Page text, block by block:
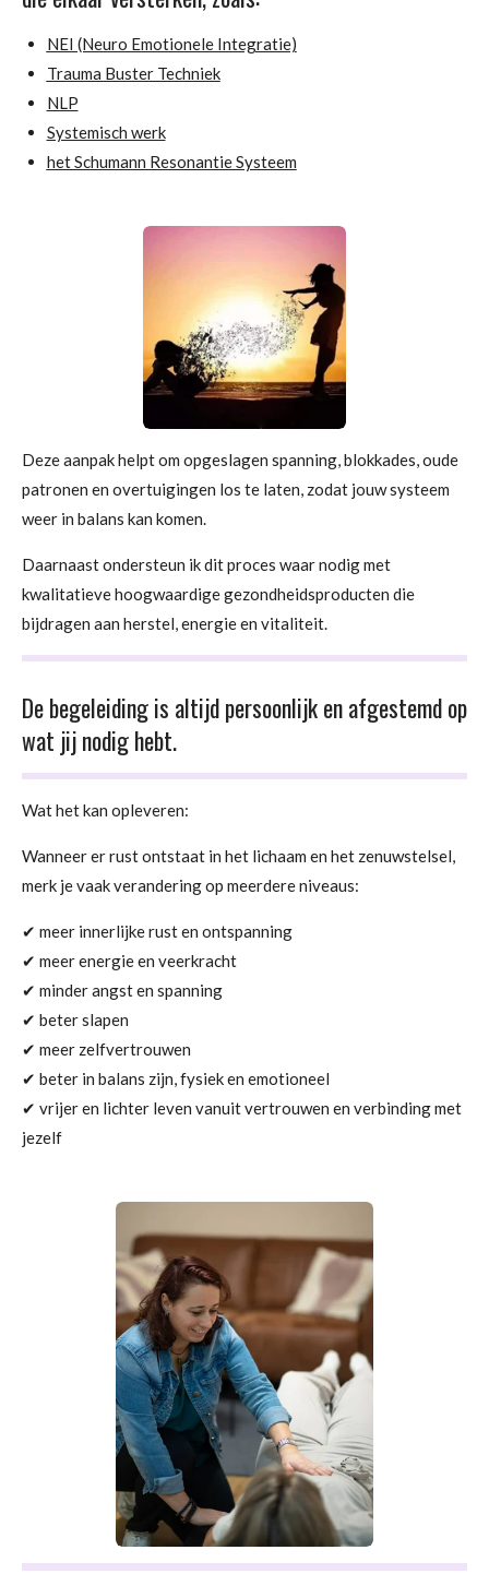
NEI (Neuro Emotionele Integratie)
Trauma Buster Techniek
NLP
Systemisch werk
het Schumann Resonantie Systeem
Deze aanpak helpt om opgeslagen spanning, blokkades, oude
patronen en overtuigingen los te laten, zodat jouw systeem
weer in balans kan komen.
Daarnaast ondersteun ik dit proces waar nodig met
kwalitatieve hoogwaardige gezondheidsproducten die
bijdragen aan herstel, energie en vitaliteit.
De begeleiding is altijd persoonlijk en afgestemd op
wat jij nodig hebt.
Wat het kan opleveren:
Wanneer er rust ontstaat in het lichaam en het zenuwstelsel,
merk je vaak verandering op meerdere niveaus:
✔ meer innerlijke rust en ontspanning
✔ meer energie en veerkracht
✔ minder angst en spanning
✔ beter slapen
✔ meer zelfvertrouwen
✔ beter in balans zijn, fysiek en emotioneel
✔ vrijer en lichter leven vanuit vertrouwen en verbinding met
jezelf